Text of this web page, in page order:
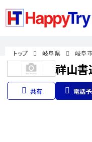
トップ 岐阜県 岐阜
祥山書
共有 電話